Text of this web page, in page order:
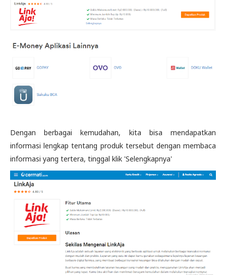
Dengan berbagai kemudahan, kita bisa mendapatkan
informasi lengkap tentang produk tersebut dengan membaca
informasi yang tertera, tinggal klik 'Selengkapnya'